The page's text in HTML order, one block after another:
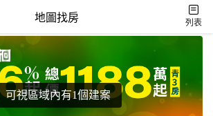
地圖找房 列表
可視區域內有1個建案